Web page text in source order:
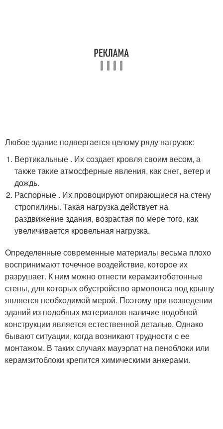
Любое здание подвергается целому ряду нагрузок:
Вертикальные . Их создает кровля своим весом, а
также такие атмосферные явления, как снег, ветер и
дождь.
Распорные . Их провоцируют опирающиеся на стену
стропилины. Такая нагрузка действует на
раздвижение здания, возрастая по мере того, как
увеличивается кровельная нагрузка.
Определенные современные материалы весьма плохо
воспринимают точечное воздействие, которое их
разрушает. К ним можно отнести керамзитобетонные
стены, для которых обустройство армопояса под крышу
является необходимой мерой. Поэтому при возведении
зданий из подобных материалов наличие подобной
конструкции является естественной деталью. Однако
бывают ситуации, когда возникают трудности с ее
монтажом. В таких случаях мауэрлат на пеноблоки или
керамзитоблоки крепится химическими анкерами.